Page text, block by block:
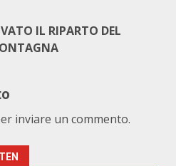
IL RIPARTO DEL
inviare un commento.